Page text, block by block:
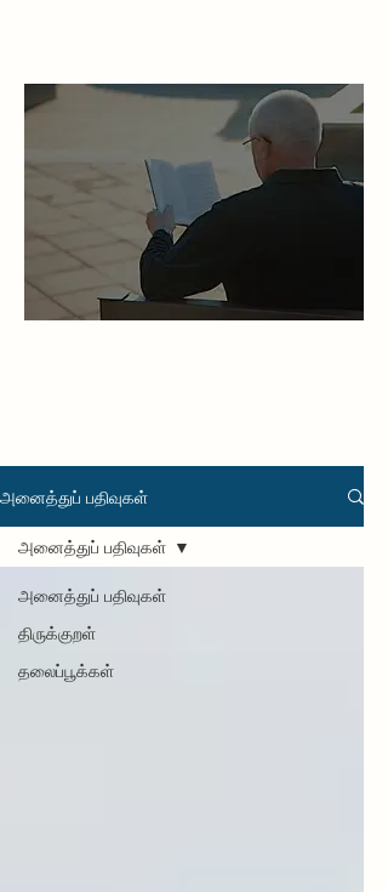
அனைத்துப் பதிவுகள்
அனைத்துப் பதிவுகள்
திருக்குறள்
தலைப்பூக்கள்
அனைத்துப் பதிவுகள்